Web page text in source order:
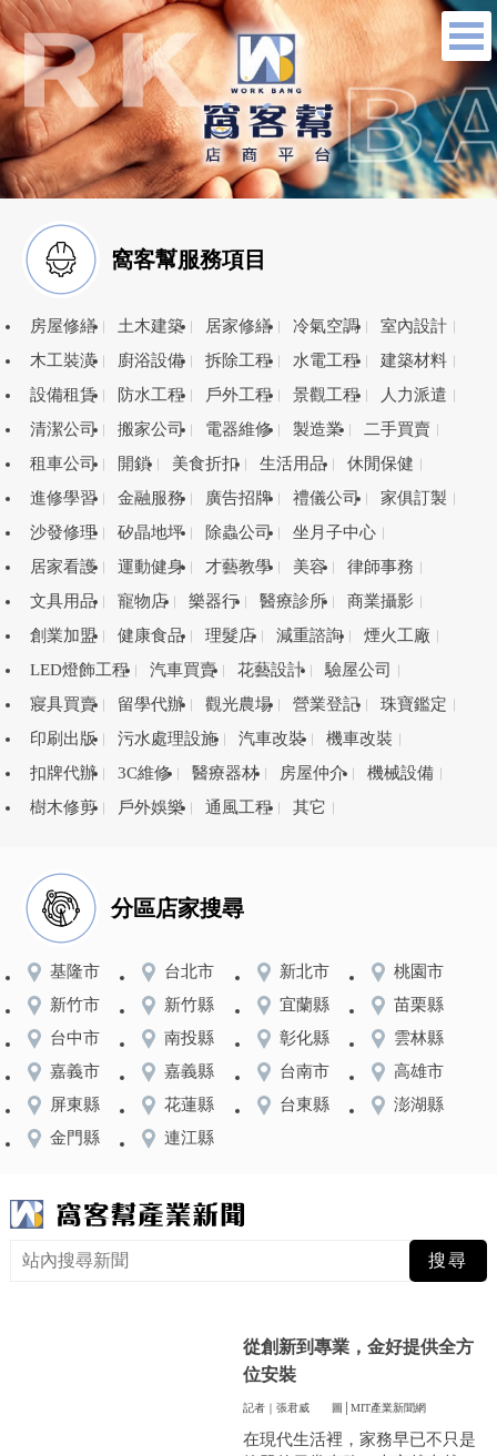
窩客幫服務項目
房屋修繕 土木建築 居家修繕 冷氣空調
室內設計
木工裝潢
廚浴設備 拆除工程 水電工程
建築材料
設備租賃
防水工程 戶外工程 景觀工程
人力派遣
清潔公司
搬家公司 電器維修 製造業
二手買賣
租車公司
開鎖 美食折扣 生活用品
休閒保健
進修學習
金融服務 廣告招牌 禮儀公司
家俱訂製
沙發修理
矽晶地坪 除蟲公司
坐月子中心
居家看護
運動健身 才藝教學 美容
律師事務
文具用品
寵物店 樂器行 醫療診所
商業攝影
創業加盟
健康食品 理髮店 減重諮詢
煙火工廠
LED燈飾工程
汽車買賣 花藝設計
驗屋公司
寢具買賣
留學代辦 觀光農場 營業登記
珠寶鑑定
印刷出版
污水處理設施 汽車改裝
機車改裝
扣牌代辦
3C維修 醫療器材 房屋仲介
機械設備
樹木修剪
戶外娛樂 通風工程 其它
分區店家搜尋
基隆市 台北市 新北市
桃園市
新竹市
新竹縣 宜蘭縣
苗栗縣
台中市
南投縣 彰化縣
雲林縣
嘉義市
嘉義縣 台南市
高雄市
屏東縣
花蓮縣 台東縣
澎湖縣
金門縣
連江縣
從創新到專業，金好提供全方
位安裝
記者｜張君威 圖│MIT產業新聞網
在現代生活裡，家務早已不只是